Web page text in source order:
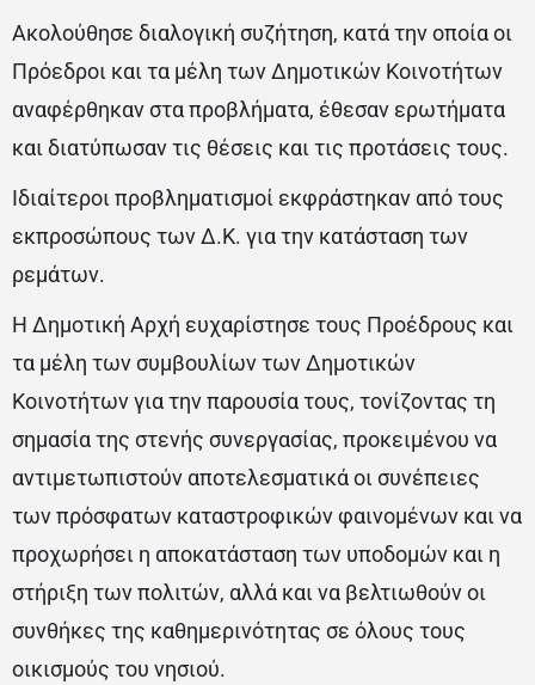
Ακολούθησε διαλογική συζήτηση, κατά την οποία οι
Πρόεδροι και τα μέλη των Δημοτικών Κοινοτήτων
αναφέρθηκαν στα προβλήματα, έθεσαν ερωτήματα
και διατύπωσαν τις θέσεις και τις προτάσεις τους.
Ιδιαίτεροι προβληματισμοί εκφράστηκαν από τους
εκπροσώπους των Δ.Κ. για την κατάσταση των
ρεμάτων.
Η Δημοτική Αρχή ευχαρίστησε τους Προέδρους και
τα μέλη των συμβουλίων των Δημοτικών
Κοινοτήτων για την παρουσία τους, τονίζοντας τη
σημασία της στενής συνεργασίας, προκειμένου να
αντιμετωπιστούν αποτελεσματικά οι συνέπειες
των πρόσφατων καταστροφικών φαινομένων και να
προχωρήσει η αποκατάσταση των υποδομών και η
στήριξη των πολιτών, αλλά και να βελτιωθούν οι
συνθήκες της καθημερινότητας σε όλους τους
οικισμούς του νησιού.